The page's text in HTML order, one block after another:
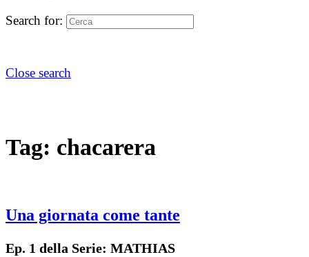
Search for:
Close search
Tag: chacarera
Una giornata come tante
Ep. 1 della Serie: MATHIAS